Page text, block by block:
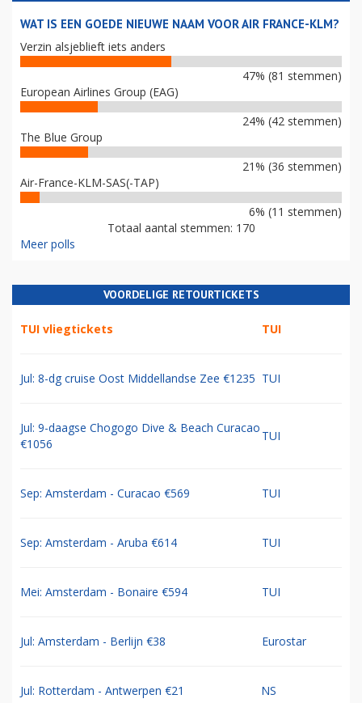
WAT IS EEN GOEDE NIEUWE NAAM VOOR AIR FRANCE-KLM?
Verzin alsjeblieft iets anders
47% (81 stemmen)
European Airlines Group (EAG)
24% (42 stemmen)
The Blue Group
21% (36 stemmen)
Air-France-KLM-SAS(-TAP)
6% (11 stemmen)
Totaal aantal stemmen: 170
Meer polls
VOORDELIGE RETOURTICKETS
TUI vliegtickets TUI
Jul: 8-dg cruise Oost Middellandse Zee €1235 TUI
Jul: 9-daagse Chogogo Dive & Beach Curacao
€1056
TUI
Sep: Amsterdam - Curacao €569 TUI
Sep: Amsterdam - Aruba €614 TUI
Mei: Amsterdam - Bonaire €594 TUI
Jul: Amsterdam - Berlijn €38 Eurostar
Jul: Rotterdam - Antwerpen €21 NS